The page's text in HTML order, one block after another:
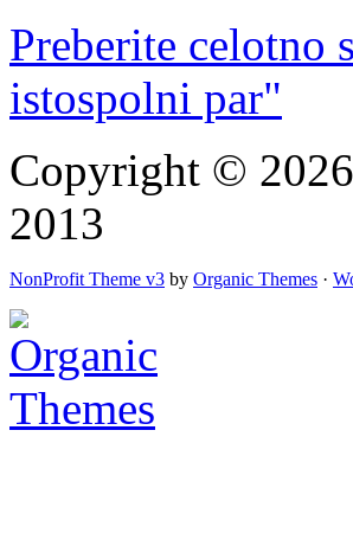
Preberite celotno
istospolni par"
Copyright ©
2013
NonProfit Theme v3 by Organic Themes ·